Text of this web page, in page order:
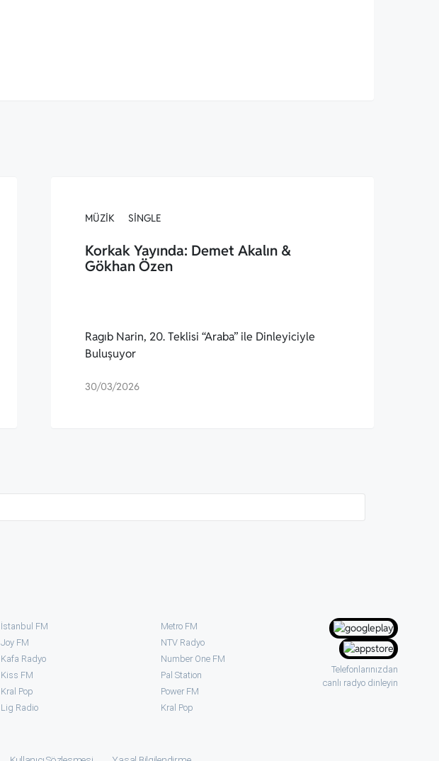
MÜZIK SINGLE
Korkak Yayında: Demet Akalın &
Gökhan Özen
Ragıb Narin, 20. Teklisi “Araba” ile Dinleyiciyle
Buluşuyor
30/03/2026
İstanbul FM
Joy FM
Kafa Radyo
Kiss FM
Kral Pop
⁠Lig Radio
Metro FM
NTV Radyo
Number One FM
Pal Station
Power FM
Kral Pop
Telefonlarınızdan
canlı radyo dinleyin